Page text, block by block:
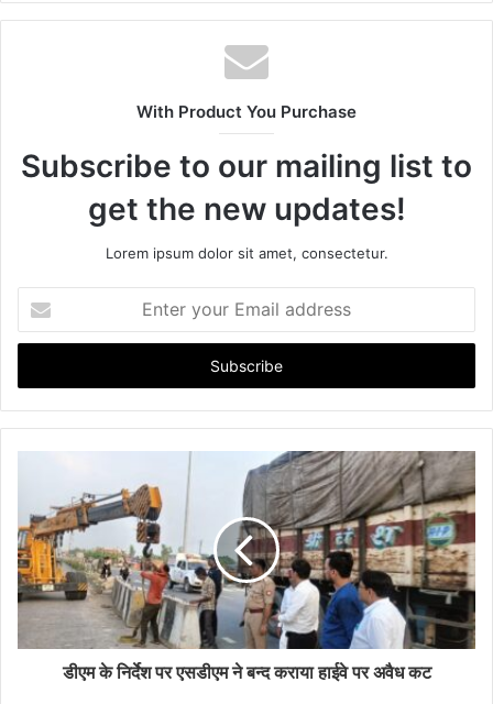
b
s
i
e
With Product You Purchase
Subscribe to our mailing list to
get the new updates!
Lorem ipsum dolor sit amet, consectetur.
t
r
y
m
a
i
l
d
डीएम के निर्देश पर एसडीएम ने बन्द कराया हाईवे पर अवैध कट